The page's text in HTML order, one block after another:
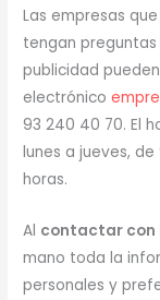
Las empresas
tengan
publicidad
electrónico
93 240 40 70. El
lunes a jueves, de
horas.
Al contactar con
mano toda la
personales y